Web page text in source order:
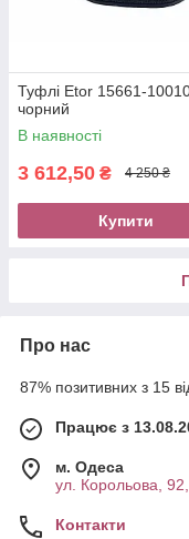
Туфлі Etor 15661-
чорний
В наявності
3 612,50 ₴ 4 250 ₴
Купити
Про нас
87% позитивних з 15
Працює з
м. Одеса
ул. Корольова,
Контакти